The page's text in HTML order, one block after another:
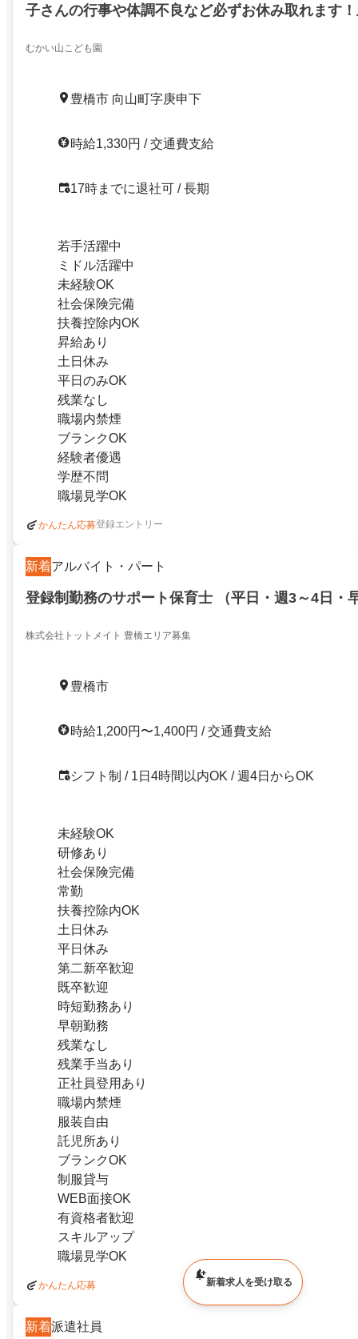
子さんの行事や体調不良など必ずお休み取れます
むかい山こども園
豊橋市 向山町字庚申下
時給1,330円 / 交通費支給
17時までに退社可 / 長期
若手活躍中
ミドル活躍中
未経験OK
社会保険完備
扶養控除内OK
昇給あり
土日休み
平日のみOK
残業なし
職場内禁煙
ブランクOK
経験者優遇
学歴不問
職場見学OK
かんたん応募登録エントリー
新着アルバイト・パート
登録制勤務のサポート保育士 （平日・週3～4日・
株式会社トットメイト 豊橋エリア募集
豊橋市
時給1,200円〜1,400円 / 交通費支給
シフト制 / 1日4時間以内OK / 週4日からOK
未経験OK
研修あり
社会保険完備
常勤
扶養控除内OK
土日休み
平日休み
第二新卒歓迎
既卒歓迎
時短勤務あり
早朝勤務
残業なし
残業手当あり
正社員登用あり
職場内禁煙
服装自由
託児所あり
ブランクOK
制服貸与
WEB面接OK
有資格者歓迎
スキルアップ
職場見学OK
かんたん応募
新着派遣社員
新着求人を受け取る